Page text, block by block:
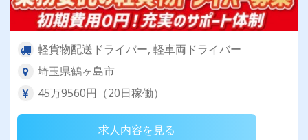
軽貨物配送ドライバー, 軽車両ドライバー
埼玉県鶴ヶ島市
45万9560円（20日稼働）
求人内容を見る